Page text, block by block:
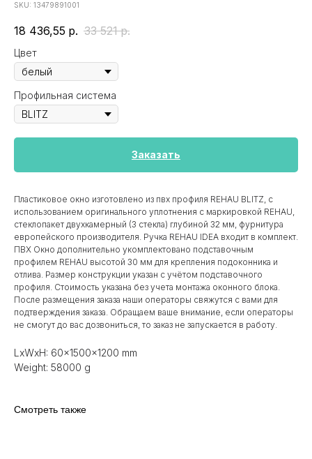
SKU: 13479891001
18 436,55 р. 33 521 р.
Цвет
Профильная система
Заказать
Пластиковое окно изготовлено из пвх профиля REHAU BLITZ, с
использованием оригинального уплотнения с маркировкой REHAU,
стеклопакет двухкамерный (3 стекла) глубиной 32 мм, фурнитура
европейского производителя. Ручка REHAU IDEA входит в комплект.
ПВХ Окно дополнительно укомплектовано подставочным
профилем REHAU высотой 30 мм для крепления подоконника и
отлива. Размер конструкции указан c учётом подставочного
профиля. Стоимость указана без учета монтажа оконного блока.
После размещения заказа наши операторы свяжутся с вами для
подтверждения заказа. Обращаем ваше внимание, если операторы
не смогут до вас дозвониться, то заказ не запускается в работу.
LxWxH: 60x1500x1200 mm
Weight: 58000 g
Смотреть также